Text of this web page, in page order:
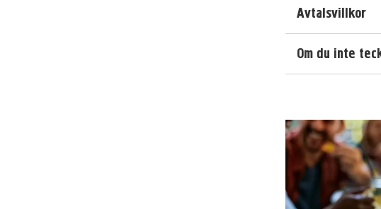
Avtalsvillkor
Om du inte